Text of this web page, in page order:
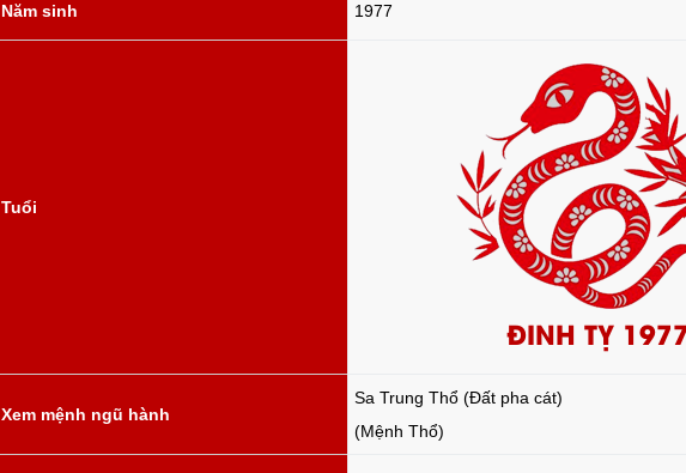
Năm sinh 1977
Tuổi
ĐINH TỴ
Xem mệnh ngũ hành
Sa Trung Thổ (Đất pha cát)
(Mệnh Thổ)